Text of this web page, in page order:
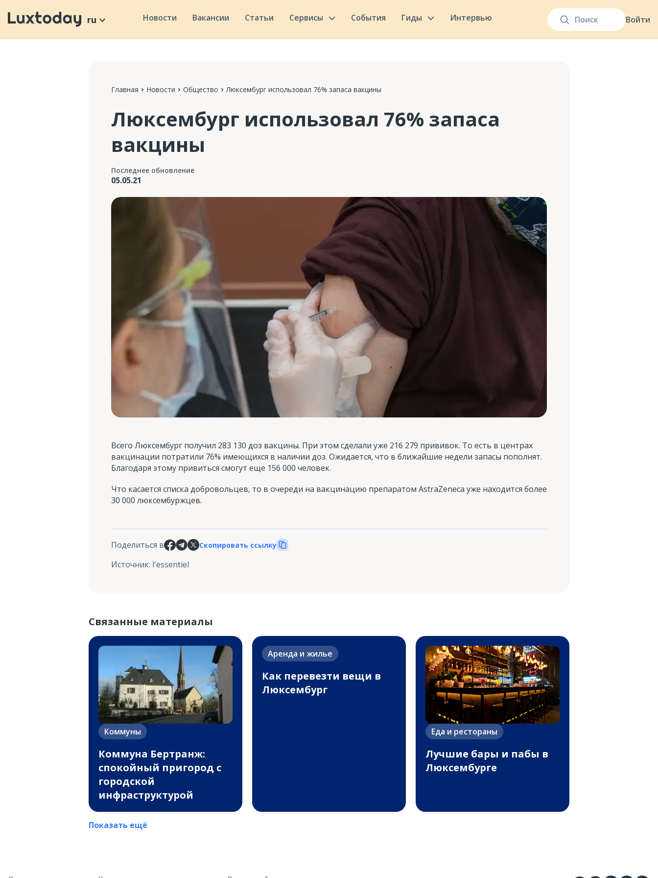
Войти
ru Новости Вакансии Статьи Сервисы События Гиды Интервью
Главная Новости Общество Люксембург использовал 76% запаса вакцины
Люксембург использовал 76% запаса
вакцины
Последнее обновление
05.05.21
Всего Люксембург получил 283 130 доз вакцины. При этом сделали уже 216 279 прививок. То есть в центрах
вакцинации потратили 76% имеющихся в наличии доз. Ожидается, что в ближайшие недели запасы пополнят.
Благодаря этому привиться смогут еще 156 000 человек.
Что касается списка добровольцев, то в очереди на вакцинацию препаратом AstraZeneca уже находится более
30 000 люксембуржцев.
Поделиться в Скопировать ссылку
Источник: l'essentiel
Связанные материалы
Коммуны
Коммуна Бертранж:
спокойный пригород с
городской
инфраструктурой
Аренда и жилье
Как перевезти вещи в
Люксембург
Еда и рестораны
Лучшие бары и пабы в
Люксембурге
Показать ещё